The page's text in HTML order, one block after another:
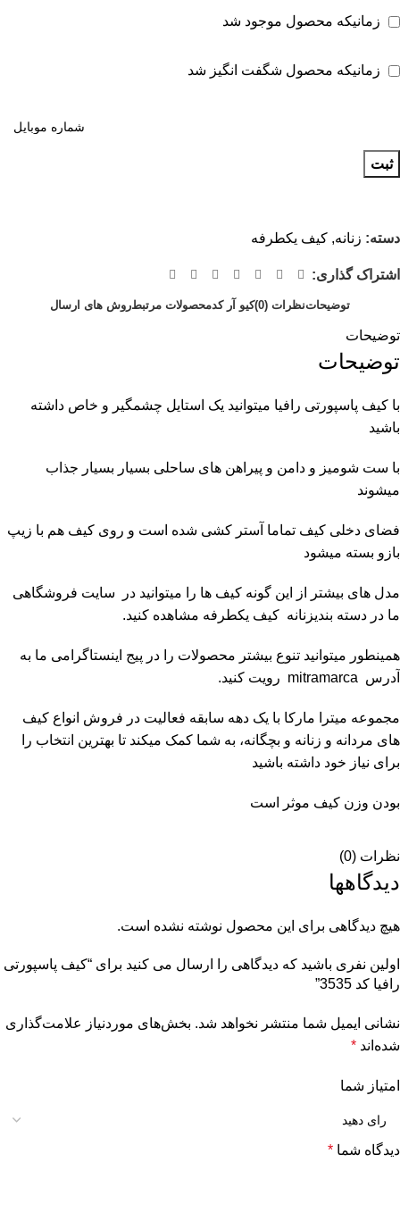
زمانیکه محصول موجود شد
زمانیکه محصول شگفت انگیز شد
ثبت
دسته: زنانه, کیف یکطرفه
اشتراک گذاری:
توضیحاتنظرات (0) کیو آر کدمحصولات مرتبطروش های ارسال
توضیحات
توضیحات
با کیف پاسپورتی رافیا میتوانید یک استایل چشمگیر و خاص داشته
باشید
با ست شومیز و دامن و پیراهن های ساحلی بسیار بسیار جذاب
میشوند
فضای دخلی کیف تماما آستر کشی شده است و روی کیف هم با زیپ
بازو بسته میشود
مدل های بیشتر از این گونه کیف ها را میتوانید در سایت فروشگاهی
ما در دسته بندیزنانه کیف یکطرفه مشاهده کنید.
همینطور میتوانید تنوع بیشتر محصولات را در پیج اینستاگرامی ما به
آدرس mitramarca رویت کنید.
مجموعه میترا مارکا با یک دهه سابقه فعالیت در فروش انواع کیف
های مردانه و زنانه و بچگانه، به شما کمک میکند تا بهترین انتخاب را
برای نیاز خود داشته باشید
بودن وزن کیف موثر است
نظرات (0)
دیدگاهها
هیچ دیدگاهی برای این محصول نوشته نشده است.
اولین نفری باشید که دیدگاهی را ارسال می کنید برای “کیف پاسپورتی
رافیا کد 3535”
نشانی ایمیل شما منتشر نخواهد شد. بخش‌های موردنیاز علامت‌گذاری
شده‌اند *
امتیاز شما
دیدگاه شما *